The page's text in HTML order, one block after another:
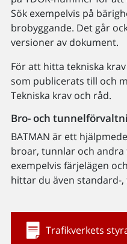
Sök exempelvis på
brobyggande. Det går
versioner av dokument.
För att hitta tekniska
som publicerats till och
Tekniska krav och råd.
Bro- och
BATMAN är ett
broar, tunnlar och andra
exempelvis färjelägen
hittar du även standard-
Trafikverkets